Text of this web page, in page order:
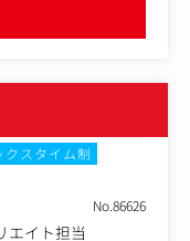
メンバーを新たに
巻き込んだSNS施
SNSを軸としたマ
します。
認知を広げる
、社内外を巻き込
き方が可能です
クスタイム制
No.86626
エイト担当